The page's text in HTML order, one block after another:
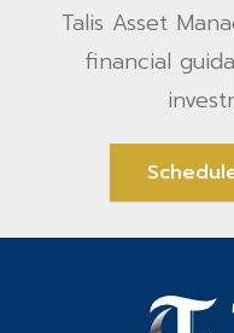
Talis Asset
financial